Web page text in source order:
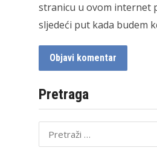
stranicu u ovom internet
sljedeći put kada budem
Pretraga
Pretraži: